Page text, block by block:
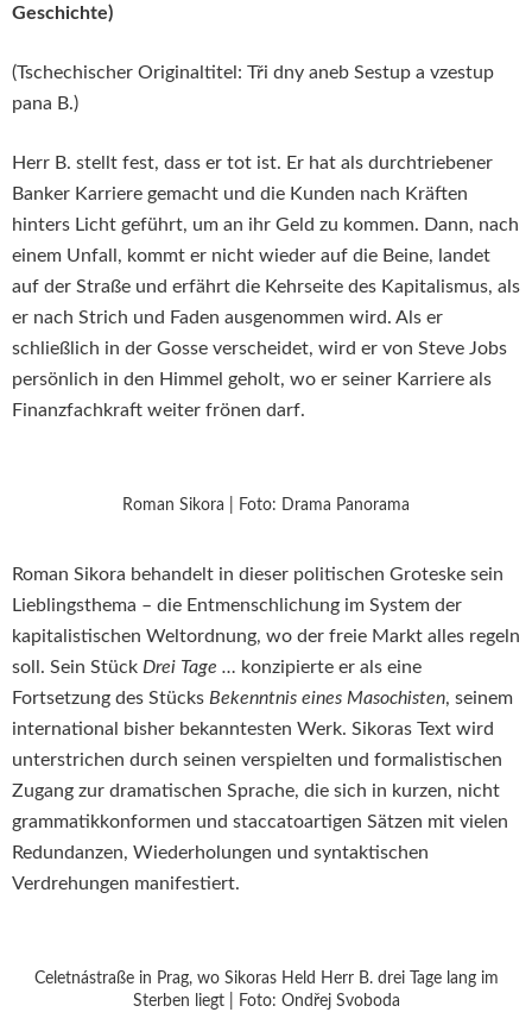
Geschichte)
(Tschechischer Originaltitel: Tři dny aneb Sestup a vzestup
pana B.)
Herr B. stellt fest, dass er tot ist. Er hat als durchtriebener
Banker Karriere gemacht und die Kunden nach Kräften
hinters Licht geführt, um an ihr Geld zu kommen. Dann, nach
einem Unfall, kommt er nicht wieder auf die Beine, landet
auf der Straße und erfährt die Kehrseite des Kapitalismus, als
er nach Strich und Faden ausgenommen wird. Als er
schließlich in der Gosse verscheidet, wird er von Steve Jobs
persönlich in den Himmel geholt, wo er seiner Karriere als
Finanzfachkraft weiter frönen darf.
Roman Sikora | Foto: Drama Panorama
Roman Sikora behandelt in dieser politischen Groteske sein
Lieblingsthema – die Entmenschlichung im System der
kapitalistischen Weltordnung, wo der freie Markt alles regeln
soll. Sein Stück Drei Tage … konzipierte er als eine
Fortsetzung des Stücks Bekenntnis eines Masochisten, seinem
international bisher bekanntesten Werk. Sikoras Text wird
unterstrichen durch seinen verspielten und formalistischen
Zugang zur dramatischen Sprache, die sich in kurzen, nicht
grammatikkonformen und staccatoartigen Sätzen mit vielen
Redundanzen, Wiederholungen und syntaktischen
Verdrehungen manifestiert.
Celetnástraße in Prag, wo Sikoras Held Herr B. drei Tage lang im
Sterben liegt | Foto: Ondřej Svoboda